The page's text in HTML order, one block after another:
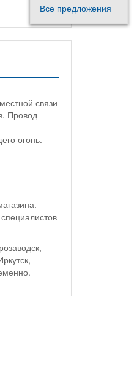
Все предложения
связи
Провод
огонь.